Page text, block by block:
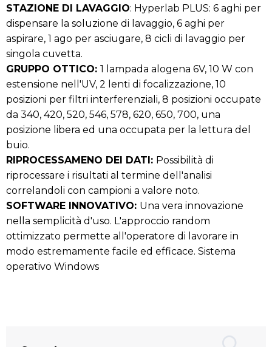
STAZIONE DI LAVAGGIO: Hyperlab PLUS: 6 aghi per
dispensare la soluzione di lavaggio, 6 aghi per
aspirare, 1 ago per asciugare, 8 cicli di lavaggio per
singola cuvetta.
GRUPPO OTTICO: 1 lampada alogena 6V, 10 W con
estensione nell'UV, 2 lenti di focalizzazione, 10
posizioni per filtri interferenziali, 8 posizioni occupate
da 340, 420, 520, 546, 578, 620, 650, 700, una
posizione libera ed una occupata per la lettura del
buio.
RIPROCESSAMENO DEI DATI: Possibilità di
riprocessare i risultati al termine dell'analisi
correlandoli con campioni a valore noto.
SOFTWARE INNOVATIVO: Una vera innovazione
nella semplicità d'uso. L'approccio random
ottimizzato permette all'operatore di lavorare in
modo estremamente facile ed efficace. Sistema
operativo Windows